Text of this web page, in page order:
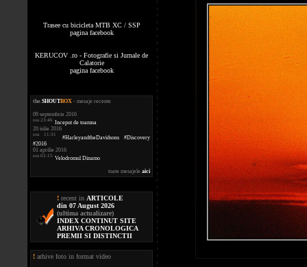
Trasee cu bicicleta MTB XC / SSP
pagina facebook
KERUCOV .ro - Fotografie si Jurnale de
Calatorie
pagina facebook
the.SHOUTBOX - mesaje recente
09 septembrie 2016
ora 23:46 Inceput de toamna
20 iulie 2016
ora 11:31
#HarleyandtheDavidsons #Discovery
#2016
01 aprilie 2016
ora 02:15 Velodromul Dinamo
toate mesajele aici
! recent in ARTICOLE
din 07 August 2026
(ultima actualizare)
INDEX CONTINUT SITE
ARHIVA CRONOLOGICA
PREMII SI DISTINCTII
! arhive foto in format video